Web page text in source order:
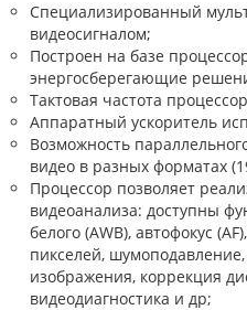
Специализированный
видеосигналом;
Построен на базе
энергосберегающие
Тактовая частота
Аппаратный ускоритель
Возможность
видео в разных форматах
Процессор позволяет
видеоанализа: доступны
белого (AWB), автофокус
пикселей,
изображения, коррекция
видеодиагностика и др;